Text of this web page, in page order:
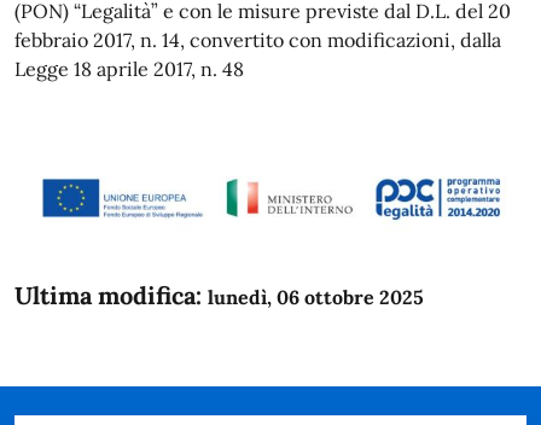
(PON) “Legalità” e con le misure previste dal D.L. del 20
febbraio 2017, n. 14, convertito con modificazioni, dalla
Legge 18 aprile 2017, n. 48
Ultima modifica: lunedì, 06 ottobre 2025